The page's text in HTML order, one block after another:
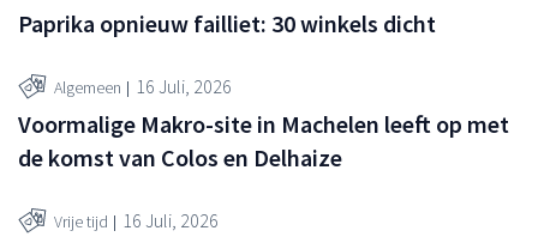
Paprika opnieuw failliet: 30 winkels dicht
Algemeen 16 Juli, 2026
Voormalige Makro-site in Machelen leeft op met
de komst van Colos en Delhaize
Vrije tijd 16 Juli, 2026